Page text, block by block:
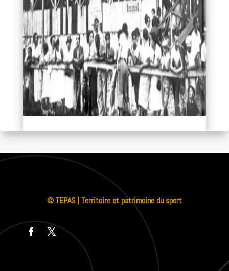
© TEPAS | Territoire et patrimoine du sport